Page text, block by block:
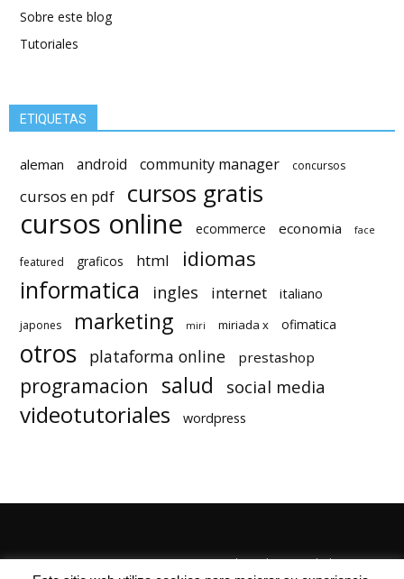
Sobre este blog
Tutoriales
ETIQUETAS
aleman android community manager concursos
cursos en pdf cursos gratis
cursos online ecommerce economia face
featured graficos html idiomas
informatica ingles internet italiano
japones marketing miri miriada x ofimatica
otros plataforma online prestashop
programacion salud social media
videotutoriales wordpress
Quienes Somos Autores
Politica de Privacidad